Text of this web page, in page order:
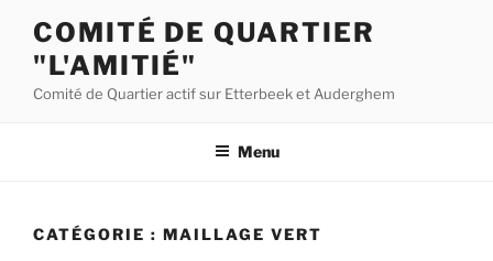
contenu
principal
COMITÉ DE QUARTIER
"L'AMITIÉ"
Comité de Quartier actif sur Etterbeek et Auderghem
Menu
CATÉGORIE : MAILLAGE VERT